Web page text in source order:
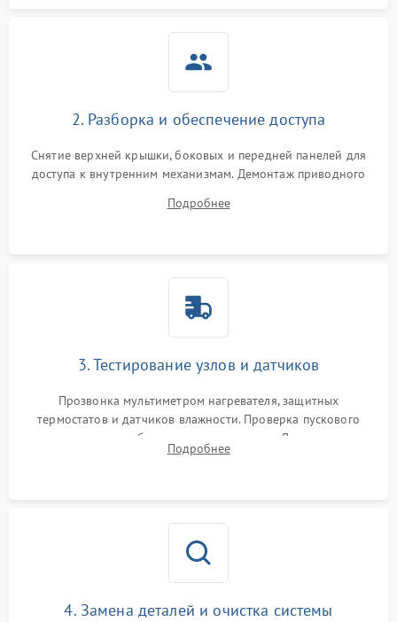
2. Разборка и обеспечение доступа
Снятие верхней крышки, боковых и передней панелей для
доступа к внутренним механизмам. Демонтаж приводного
Обеспечение свободного доступа к ТЭНу, компрессору,
Подробнее
3. Тестирование узлов и датчиков
Прозвонка мультиметром нагревателя, защитных
термостатов и датчиков влажности. Проверка пускового
конденсатора, обмоток мотора и помпы. Для машин с
тепловым насосом — диагностика работы компрессора и
Подробнее
4. Замена деталей и очистка системы